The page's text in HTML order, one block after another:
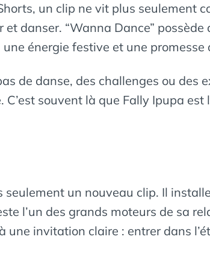
un clip ne vit plus seulement
danser. “Wanna Dance” possède
énergie festive et une promesse
de danse, des challenges ou des
souvent là que Fally Ipupa
un nouveau clip. Il
l’un des grands moteurs de sa
une invitation claire : entrer dans